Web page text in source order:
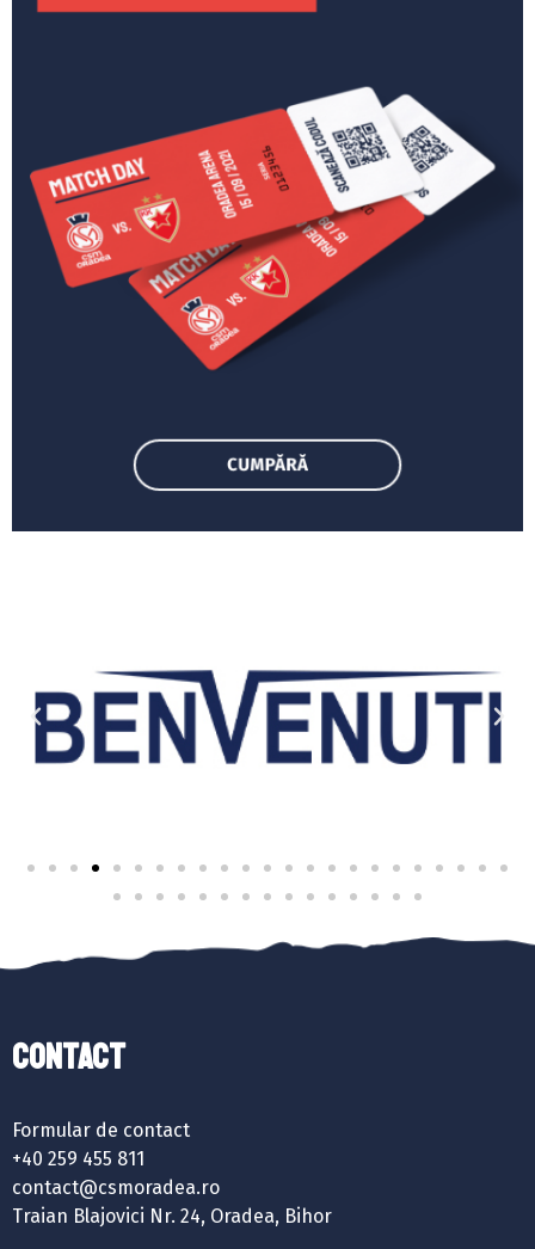
Contact
Formular de contact
+40 259 455 811
contact@csmoradea.ro
Traian Blajovici Nr. 24, Oradea, Bihor